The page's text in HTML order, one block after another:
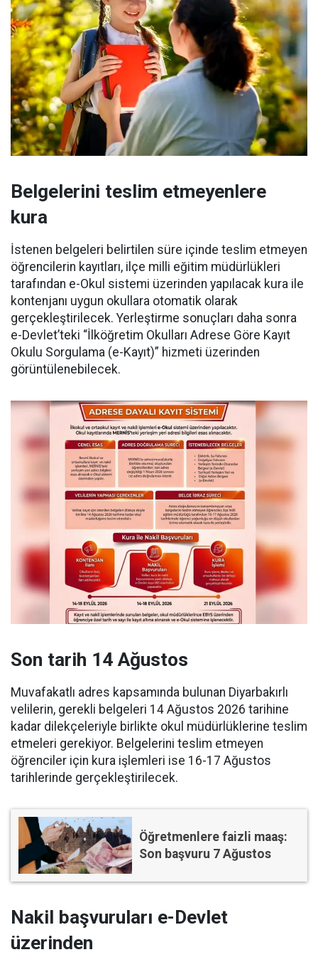
Belgelerini teslim etmeyenlere
kura
İstenen belgeleri belirtilen süre içinde teslim etmeyen
öğrencilerin kayıtları, ilçe milli eğitim müdürlükleri
tarafından e-Okul sistemi üzerinden yapılacak kura ile
kontenjanı uygun okullara otomatik olarak
gerçekleştirilecek. Yerleştirme sonuçları daha sonra
e-Devlet’teki “İlköğretim Okulları Adrese Göre Kayıt
Okulu Sorgulama (e-Kayıt)” hizmeti üzerinden
görüntülenebilecek.
Son tarih 14 Ağustos
Muvafakatlı adres kapsamında bulunan Diyarbakırlı
velilerin, gerekli belgeleri 14 Ağustos 2026 tarihine
kadar dilekçeleriyle birlikte okul müdürlüklerine teslim
etmeleri gerekiyor. Belgelerini teslim etmeyen
öğrenciler için kura işlemleri ise 16-17 Ağustos
tarihlerinde gerçekleştirilecek.
Öğretmenlere faizli maaş:
Son başvuru 7 Ağustos
Nakil başvuruları e-Devlet
üzerinden